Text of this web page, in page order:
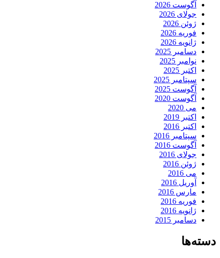
آگوست 2026
جولای 2026
ژوئن 2026
فوریه 2026
ژانویه 2026
دسامبر 2025
نوامبر 2025
اکتبر 2025
سپتامبر 2025
آگوست 2025
آگوست 2020
می 2020
اکتبر 2019
اکتبر 2016
سپتامبر 2016
آگوست 2016
جولای 2016
ژوئن 2016
می 2016
آوریل 2016
مارس 2016
فوریه 2016
ژانویه 2016
دسامبر 2015
دسته‌ها